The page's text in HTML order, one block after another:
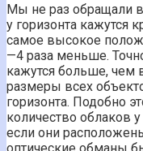
Мы не раз обращали
у горизонта кажутся
самое высокое
—4 раза меньше.
кажутся больше, чем
размеры всех
горизонта. Подобно
количество облаков
если они
оптические обманы